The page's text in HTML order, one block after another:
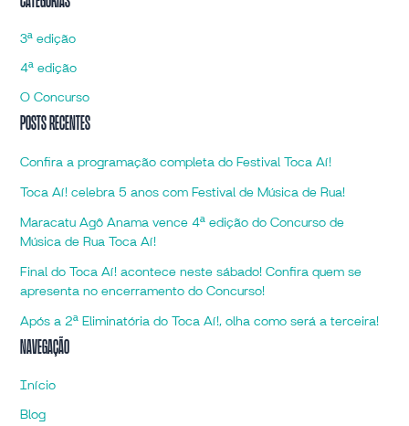
3ª edição
4ª edição
O Concurso
Posts Recentes
Confira a programação completa do Festival Toca Aí!
Toca Aí! celebra 5 anos com Festival de Música de Rua!
Maracatu Agô Anama vence 4ª edição do Concurso de
Música de Rua Toca Aí!
Final do Toca Aí! acontece neste sábado! Confira quem se
apresenta no encerramento do Concurso!
Após a 2ª Eliminatória do Toca Aí!, olha como será a terceira!
Navegação
Início
Blog